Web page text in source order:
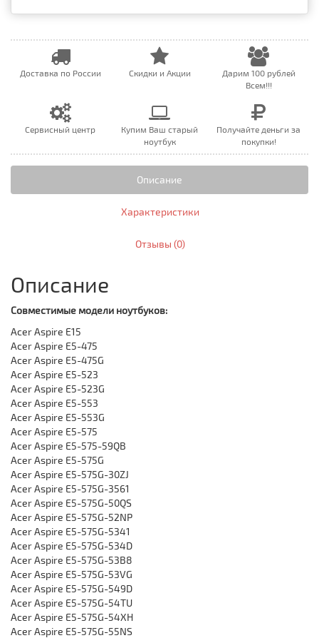
Доставка по России Скидки и Акции
Дарим 100 рублей
Всем!!!
Сервисный центр
Купим Ваш старый
ноутбук
Получайте деньги за
покупки!
Описание
Характеристики
Отзывы (0)
Описание
Совместимые модели ноутбуков:
Acer Aspire E15
Acer Aspire E5-475
Acer Aspire E5-475G
Acer Aspire E5-523
Acer Aspire E5-523G
Acer Aspire E5-553
Acer Aspire E5-553G
Acer Aspire E5-575
Acer Aspire E5-575-59QB
Acer Aspire E5-575G
Acer Aspire E5-575G-30ZJ
Acer Aspire E5-575G-3561
Acer Aspire E5-575G-50QS
Acer Aspire E5-575G-52NP
Acer Aspire E5-575G-5341
Acer Aspire E5-575G-534D
Acer Aspire E5-575G-53B8
Acer Aspire E5-575G-53VG
Acer Aspire E5-575G-549D
Acer Aspire E5-575G-54TU
Acer Aspire E5-575G-54XH
Acer Aspire E5-575G-55NS